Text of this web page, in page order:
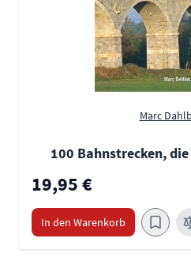
Marc
100 Bahnstrecken,
19,95 €
In den Warenkorb